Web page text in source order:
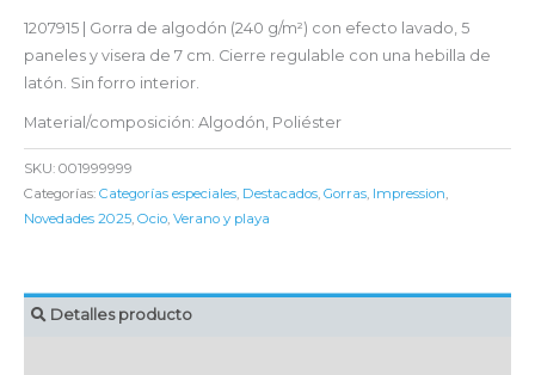
1207915 | Gorra de algodón (240 g/m²) con efecto lavado, 5
paneles y visera de 7 cm. Cierre regulable con una hebilla de
latón. Sin forro interior.
Material/composición: Algodón, Poliéster
SKU: 001999999
Categorías: Categorías especiales, Destacados, Gorras, Impression,
Novedades 2025, Ocio, Verano y playa
Detalles producto